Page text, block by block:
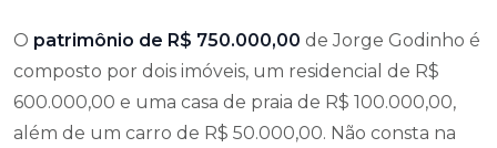
O patrimônio de R$ 750.000,00 de Jorge Godinho é
composto por dois imóveis, um residencial de R$
600.000,00 e uma casa de praia de R$ 100.000,00,
além de um carro de R$ 50.000,00. Não consta na